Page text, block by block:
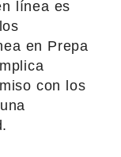
línea es
en Prepa
con los